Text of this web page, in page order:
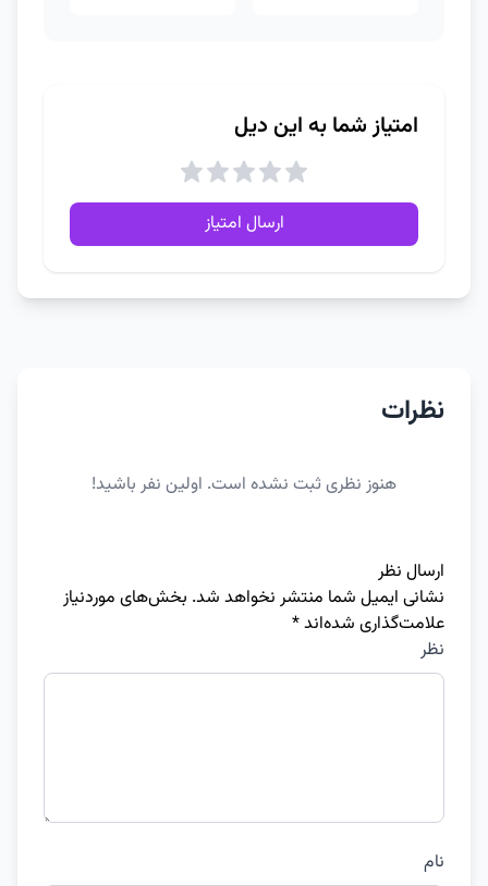
امتیاز شما به این دیل
ارسال امتیاز
نظرات
هنوز نظری ثبت نشده است. اولین نفر باشید!
ارسال نظر
نشانی ایمیل شما منتشر نخواهد شد. بخش‌های موردنیاز
علامت‌گذاری شده‌اند*
نظر
نام